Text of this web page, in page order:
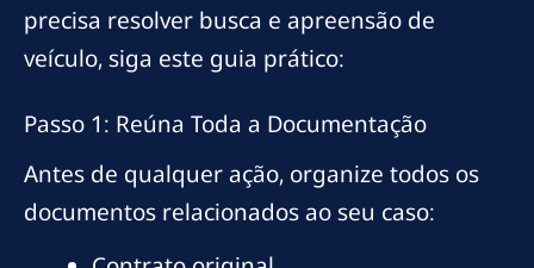
precisa resolver busca e apreensão de
veículo, siga este guia prático:
Passo 1: Reúna Toda a Documentação
Antes de qualquer ação, organize todos os
documentos relacionados ao seu caso: